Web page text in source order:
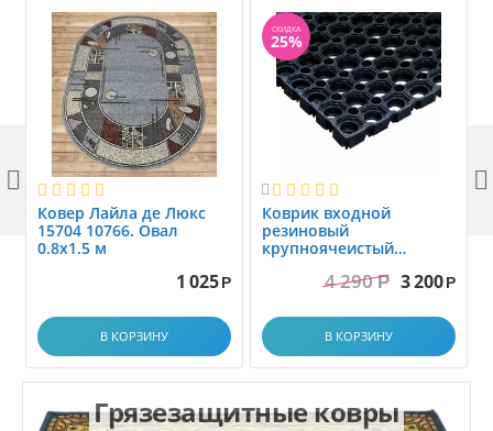
Ковер Лайла де Люкс
15704 10766. Овал
0.8x1.5 м
1 025 Р
В КОРЗИНУ
СКИДКА
25%

Коврик вxодной
резиновый
крупноячеистый
1.0x1.5 м4 290 Р 3 200 Р
В КОРЗИНУ
 
Грязезащитные ковры